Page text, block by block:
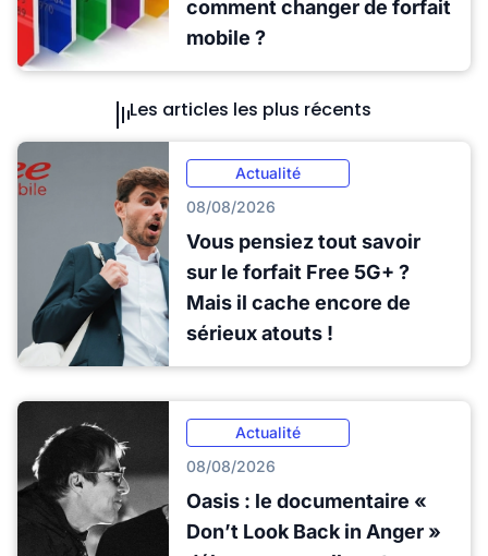
comment changer de forfait
mobile ?
Les articles les plus récents
Actualité
08/08/2026
Vous pensiez tout savoir
sur le forfait Free 5G+ ?
Mais il cache encore de
sérieux atouts !
Actualité
08/08/2026
Oasis : le documentaire «
Don’t Look Back in Anger »